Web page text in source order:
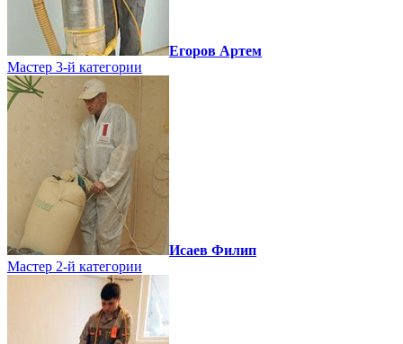
Егоров Артем
Мастер 3-й категории
Исаев Филип
Мастер 2-й категории